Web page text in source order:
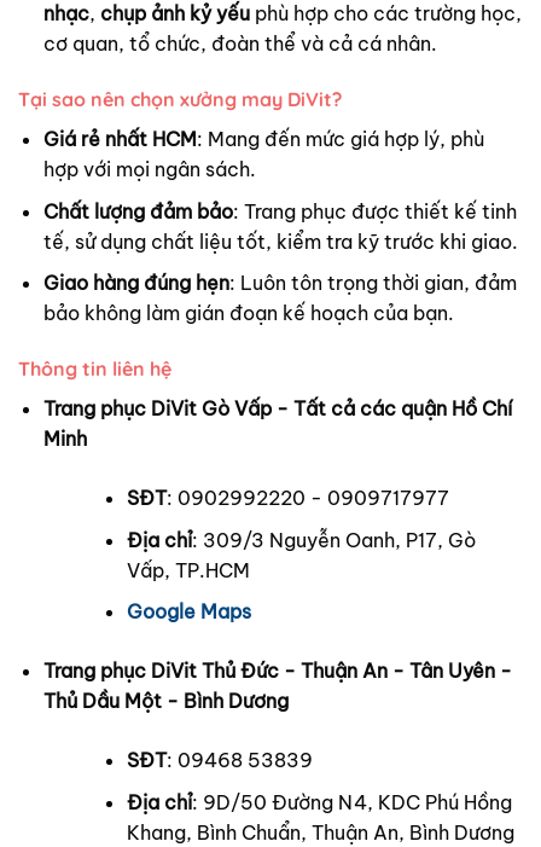
nhạc, chụp ảnh kỷ yếuphù hợp cho các trường học,
cơ quan, tổ chức, đoàn thể và cả cá nhân.
Tại sao nên chọn xưởng may DiVit?
Giá rẻ nhất HCM: Mang đến mức giá hợp lý, phù
hợp với mọi ngân sách.
Chất lượng đảm bảo: Trang phục được thiết kế tinh
tế, sử dụng chất liệu tốt, kiểm tra kỹ trước khi giao.
Giao hàng đúng hẹn: Luôn tôn trọng thời gian, đảm
bảo không làm gián đoạn kế hoạch của bạn.
Thông tin liên hệ
Trang phục DiVit Gò Vấp - Tất cả các quận Hồ Chí
Minh
SĐT: 0902992220 - 0909717977
Địa chỉ: 309/3 Nguyễn Oanh, P17, Gò
Vấp, TP.HCM
Google Maps
Trang phục DiVit Thủ Đức - Thuận An - Tân Uyên -
Thủ Dầu Một - Bình Dương
SĐT: 09468 53839
Địa chỉ: 9D/50 Đường N4, KDC Phú Hồng
Khang, Bình Chuẩn, Thuận An, Bình Dương